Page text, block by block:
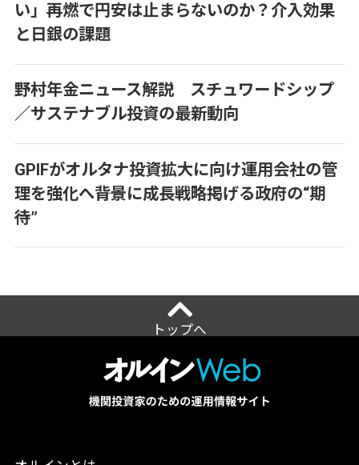
い」再燃で円安は止まらないのか？介入効果
と日銀の課題
野村年金ニュース解説 スチュワードシップ
／サステナブル投資の最新動向
GPIFがオルタナ投資拡大に向け運用会社の管
理を強化へ――背景に成長戦略掲げる政府の“期
待”
トップへ